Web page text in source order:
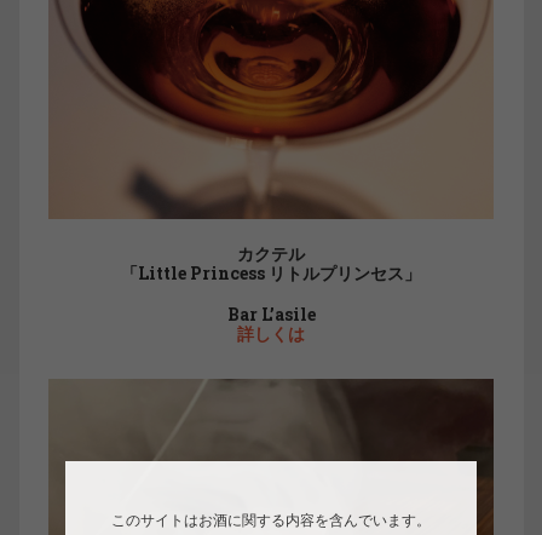
カクテル
「Little Princess リトルプリンセス」
Bar L’asile
詳しくは
このサイトはお酒に関する内容を含んでいます。